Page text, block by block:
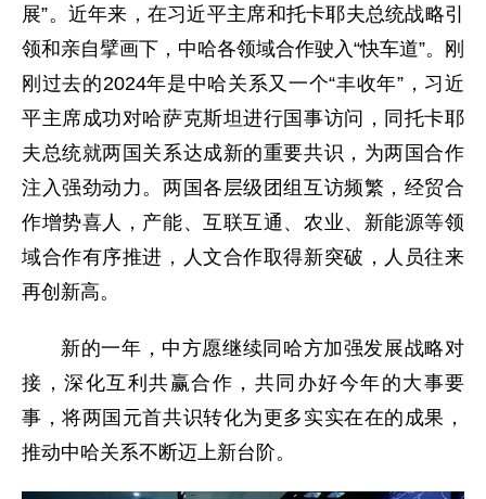
展”。近年来，在习近平主席和托卡耶夫总统战略引
领和亲自擘画下，中哈各领域合作驶入“快车道”。刚
刚过去的2024年是中哈关系又一个“丰收年”，习近
平主席成功对哈萨克斯坦进行国事访问，同托卡耶
夫总统就两国关系达成新的重要共识，为两国合作
注入强劲动力。两国各层级团组互访频繁，经贸合
作增势喜人，产能、互联互通、农业、新能源等领
域合作有序推进，人文合作取得新突破，人员往来
再创新高。
新的一年，中方愿继续同哈方加强发展战略对
接，深化互利共赢合作，共同办好今年的大事要
事，将两国元首共识转化为更多实实在在的成果，
推动中哈关系不断迈上新台阶。